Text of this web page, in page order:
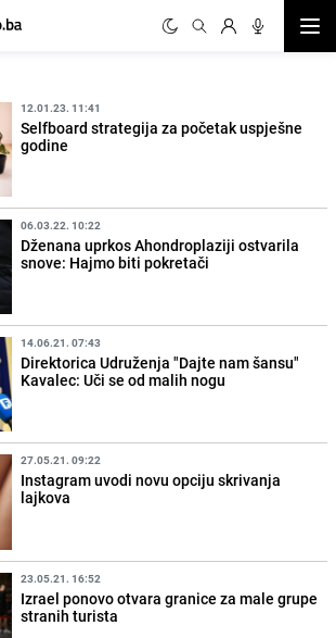
12.01.23. 11:41
Selfboard strategija za početak uspješne
godine
06.03.22. 10:22
Dženana uprkos Ahondroplaziji ostvarila
snove: Hajmo biti pokretači
14.06.21. 07:43
Direktorica Udruženja "Dajte nam šansu"
Kavalec: Uči se od malih nogu
27.05.21. 09:22
Instagram uvodi novu opciju skrivanja
lajkova
23.05.21. 16:52
Izrael ponovo otvara granice za male grupe
stranih turista